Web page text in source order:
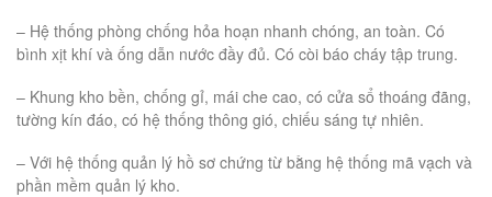
– Hệ thống phòng chống hỏa hoạn nhanh chóng, an toàn. Có
bình xịt khí và ống dẫn nước đầy đủ. Có còi báo cháy tập trung.
– Khung kho bền, chống gỉ, mái che cao, có cửa sổ thoáng đãng,
tường kín đáo, có hệ thống thông gió, chiếu sáng tự nhiên.
– Với hệ thống quản lý hồ sơ chứng từ bằng hệ thống mã vạch và
phần mềm quản lý kho.